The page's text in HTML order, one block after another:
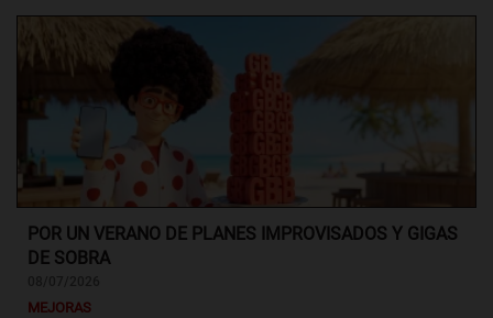
POR UN VERANO DE PLANES IMPROVISADOS Y GIGAS
DE SOBRA
MEJORAS